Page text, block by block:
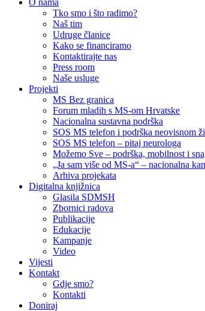
O nama
Tko smo i što radimo?
Naš tim
Udruge članice
Kako se financiramo
Kontaktirajte nas
Press room
Naše usluge
Projekti
MS Bez granica
Forum mladih s MS-om Hrvatske
Nacionalna sustavna podrška
SOS MS telefon i podrška neovisnom
SOS MS telefon – pitaj neurologa
Možemo Sve – podrška, mobilnost i
„Ja sam više od MS-a“ – nacionalna
Arhiva projekata
Digitalna knjižnica
Glasila SDMSH
Zbornici radova
Publikacije
Edukacije
Kampanje
Video
Vijesti
Kontakt
Gdje smo?
Kontakti
Doniraj